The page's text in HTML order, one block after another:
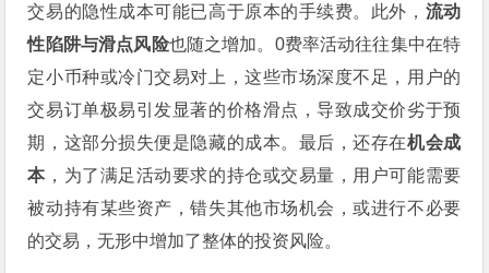
交易的隐性成本可能已高于原本的手续费。此外， 流动
性陷阱与滑点风险也随之增加。0费率活动往往集中在特
定小币种或冷门交易对上，这些市场深度不足，用户的
交易订单极易引发显著的价格滑点，导致成交价劣于预
期，这部分损失便是隐藏的成本。最后，还存在机会成
本 ，为了满足活动要求的持仓或交易量，用户可能需要
被动持有某些资产，错失其他市场机会，或进行不必要
的交易，无形中增加了整体的投资风险。